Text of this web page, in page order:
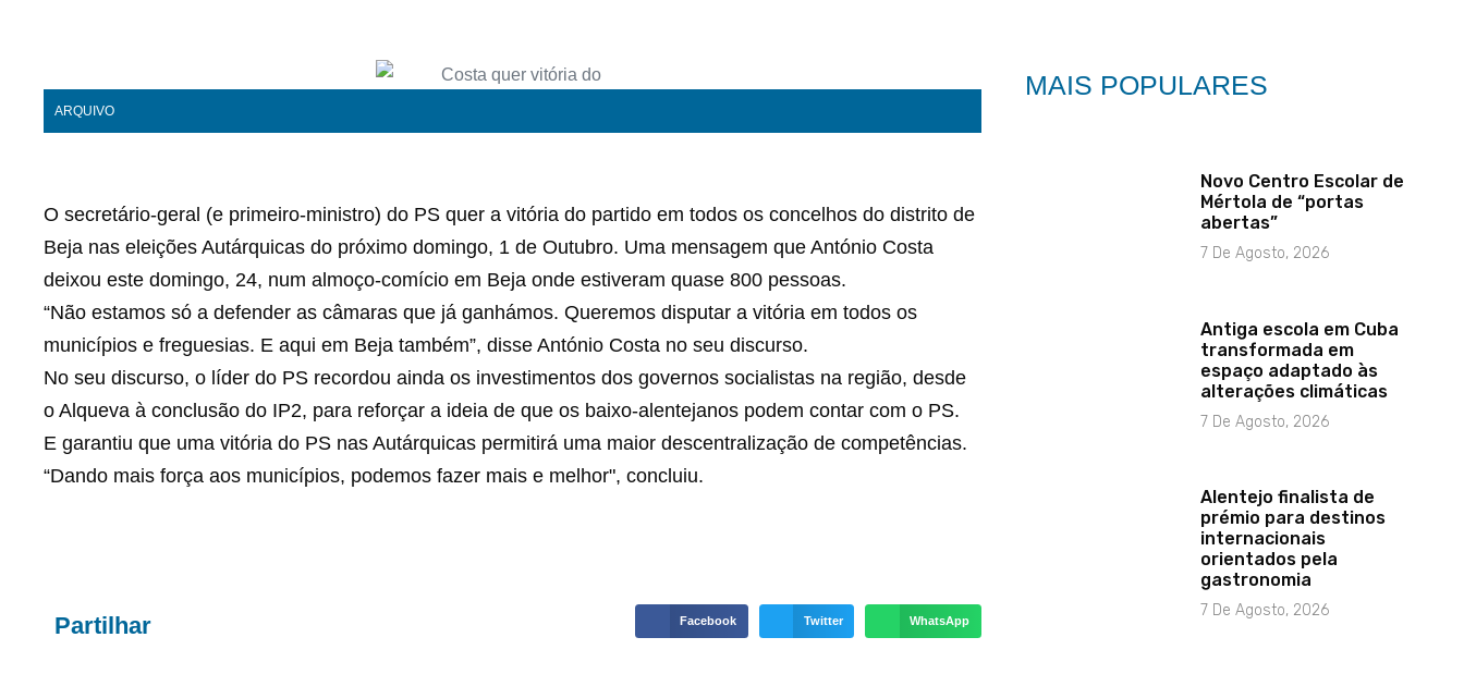
ARQUIVO
O secretário-geral (e primeiro-ministro) do PS quer a vitória do partido em todos os concelhos do distrito de
Beja nas eleições Autárquicas do próximo domingo, 1 de Outubro. Uma mensagem que António Costa
deixou este domingo, 24, num almoço-comício em Beja onde estiveram quase 800 pessoas.
“Não estamos só a defender as câmaras que já ganhámos. Queremos disputar a vitória em todos os
municípios e freguesias. E aqui em Beja também”, disse António Costa no seu discurso.
No seu discurso, o líder do PS recordou ainda os investimentos dos governos socialistas na região, desde
o Alqueva à conclusão do IP2, para reforçar a ideia de que os baixo-alentejanos podem contar com o PS.
E garantiu que uma vitória do PS nas Autárquicas permitirá uma maior descentralização de competências.
“Dando mais força aos municípios, podemos fazer mais e melhor", concluiu.
Partilhar Facebook Twitter WhatsApp
MAIS POPULARES
Novo Centro Escolar de
Mértola de “portas
abertas”
7 De Agosto, 2026
Antiga escola em Cuba
transformada em
espaço adaptado às
alterações climáticas
7 De Agosto, 2026
Alentejo finalista de
prémio para destinos
internacionais
orientados pela
gastronomia
7 De Agosto, 2026